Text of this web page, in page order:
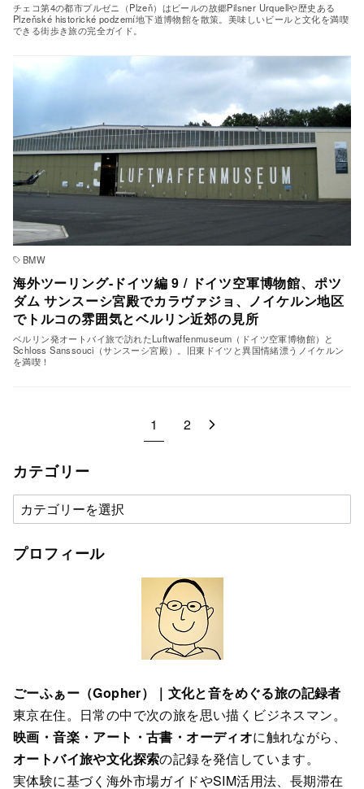
チェコ第4の都市プルゼニ（Plzeň）はビールの故郷Pilsner Urquellや歴史ある
Plzeňské historické podzemí地下道博物館を散策。美味しいビールと文化を満喫
できる街歩き旅の完全ガイド。
BMW
海外ツーリング-ドイツ編 9 / ドイツ空軍博物館、ポツ
ダム サンスーシ宮殿でカラヴァジョ、ノイケルン地区
でトルコの雰囲気とベルリン近郊の見所
ベルリン発オートバイ旅で訪れたLuftwaffenmuseum（ドイツ空軍博物館）と
Schloss Sanssouci（サンスーシ宮殿）。旧東ドイツと異国情緒漂うノイケルン
を満喫！
1 2
カテゴリー
カ
テ
ゴ
プロフィール
ごーふぁー（Gopher）｜文化と音をめぐる旅の記録者
東京在住。日常の中で次の旅を思い描くビジネスマン。
映画・音楽・アート・古書・オーディオに触れながら、
オートバイ旅や文化探索の記録を発信しています。
実体験に基づく海外市場ガイドやSIM活用法、長期滞在